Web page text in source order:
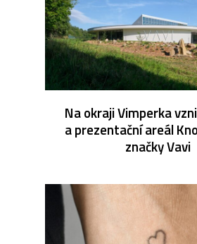
Na okraji Vimperka
a prezentační areál
značky Vavi